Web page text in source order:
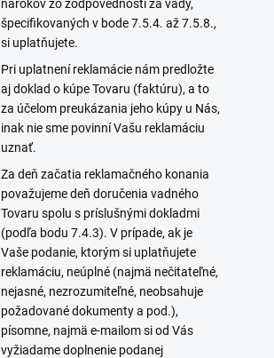
nárokov zo zodpovednosti za vady,
špecifikovaných v bode 7.5.4. až 7.5.8.,
si uplatňujete.
Pri uplatnení reklamácie nám predložte
aj doklad o kúpe Tovaru (faktúru), a to
za účelom preukázania jeho kúpy u Nás,
inak nie sme povinní Vašu reklamáciu
uznať.
Za deň začatia reklamačného konania
považujeme deň doručenia vadného
Tovaru spolu s príslušnými dokladmi
(podľa bodu 7.4.3). V prípade, ak je
Vaše podanie, ktorým si uplatňujete
reklamáciu, neúplné (najmä nečitateľné,
nejasné, nezrozumiteľné, neobsahuje
požadované dokumenty a pod.),
písomne, najmä e-mailom si od Vás
vyžiadame doplnenie podanej